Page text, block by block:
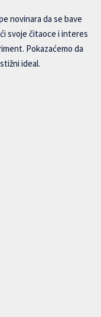
novinara da se bave
svoje čitaoce i interes
Pokazaćemo da
ideal.